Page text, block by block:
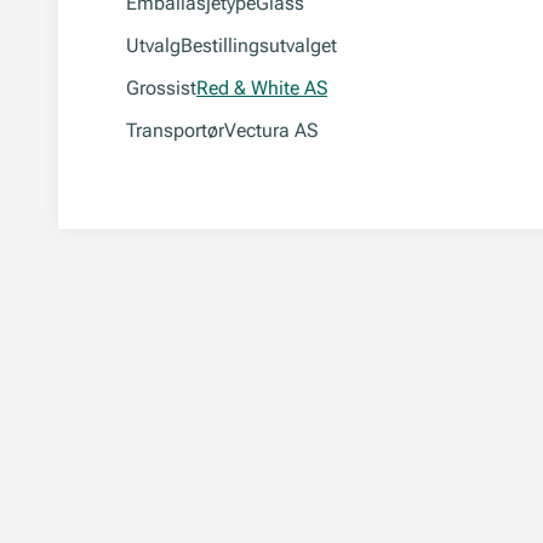
UtvalgBestillingsutvalget
GrossistRed & White AS
TransportørVectura AS